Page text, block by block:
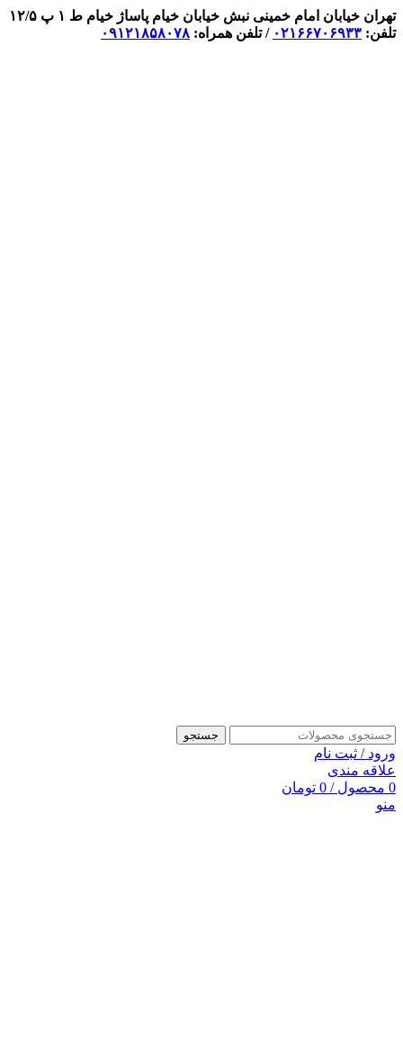
تهران خیابان امام خمینی نبش خیابان خیام پاساژ خیام ط ۱ پ ۱۲/۵
تلفن: ۰۲۱۶۶۷۰۶۹۳۳ / تلفن همراه: ۰۹۱۲۱۸۵۸۰۷۸
جستجو
ورود / ثبت نام
علاقه مندی
0 محصول /
0 تومان
منو